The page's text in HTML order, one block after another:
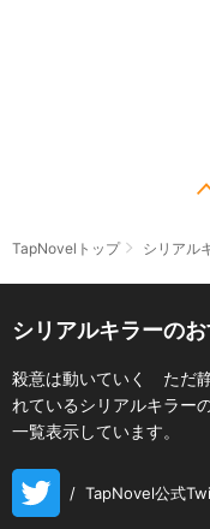
TapNovelトップ シリアル
シリアルキラーの
殺意は動いていく ただ
れているシリアルキラー
一覧表示しています。
/ TapNovel公式